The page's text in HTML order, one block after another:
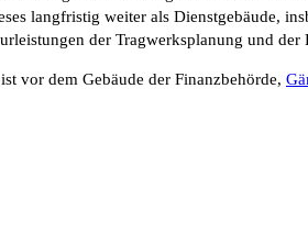
langfristig weiter als Dienstgebäude,
der Tragwerksplanung und der
vor dem Gebäude der Finanzbehörde,